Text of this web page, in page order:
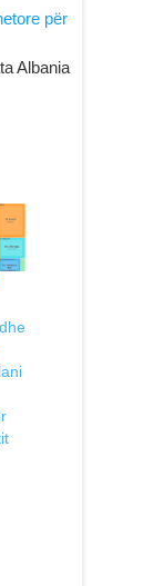
për
Albania